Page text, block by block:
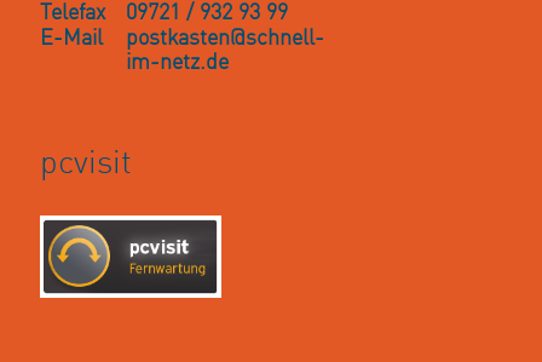
Internetbrowser meldet „Dies ist keine sichere
Telefax
09721 / 932 93 99
E-Mail
postkasten@schnell-
im-netz.de
pcvisit